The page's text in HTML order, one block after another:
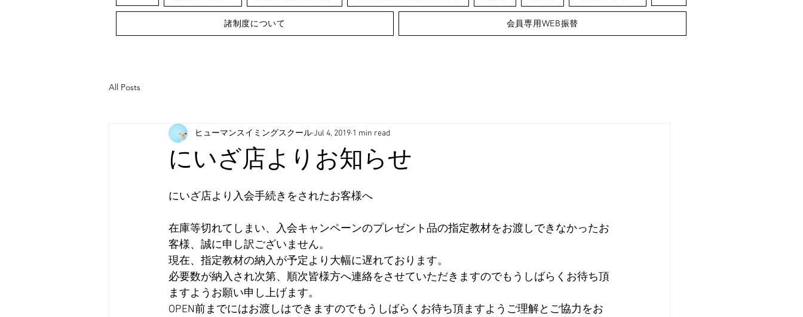
諸制度について 会員専用WEB振替
All Posts
にいざ店よりお知らせ
ヒューマンスイミングスクールJul 4, 2019 1 min read
にいざ店より入会手続きをされたお客様へ
在庫等切れてしまい、入会キャンペーンのプレゼント品の指定教材をお渡しできなかったお
客様、誠に申し訳ございません。
現在、指定教材の納入が予定より大幅に遅れております。
必要数が納入され次第、順次皆様方へ連絡をさせていただきますのでもうしばらくお待ち頂
ますようお願い申し上げます。
OPEN前までにはお渡しはできますのでもうしばらくお待ち頂ますようご理解とご協力をお